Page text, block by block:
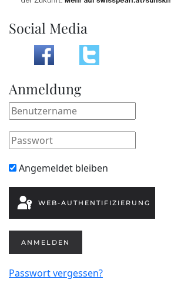
Social Media
Anmeldung
Angemeldet bleiben
WEB-AUTHENTIFIZIERUNG
ANMELDEN
Passwort vergessen?